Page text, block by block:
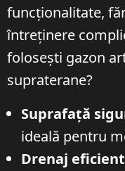
funcționalitate,
întreținere
folosești gazon
supraterane?
Suprafață
ideală pentru
Drenaj eficient